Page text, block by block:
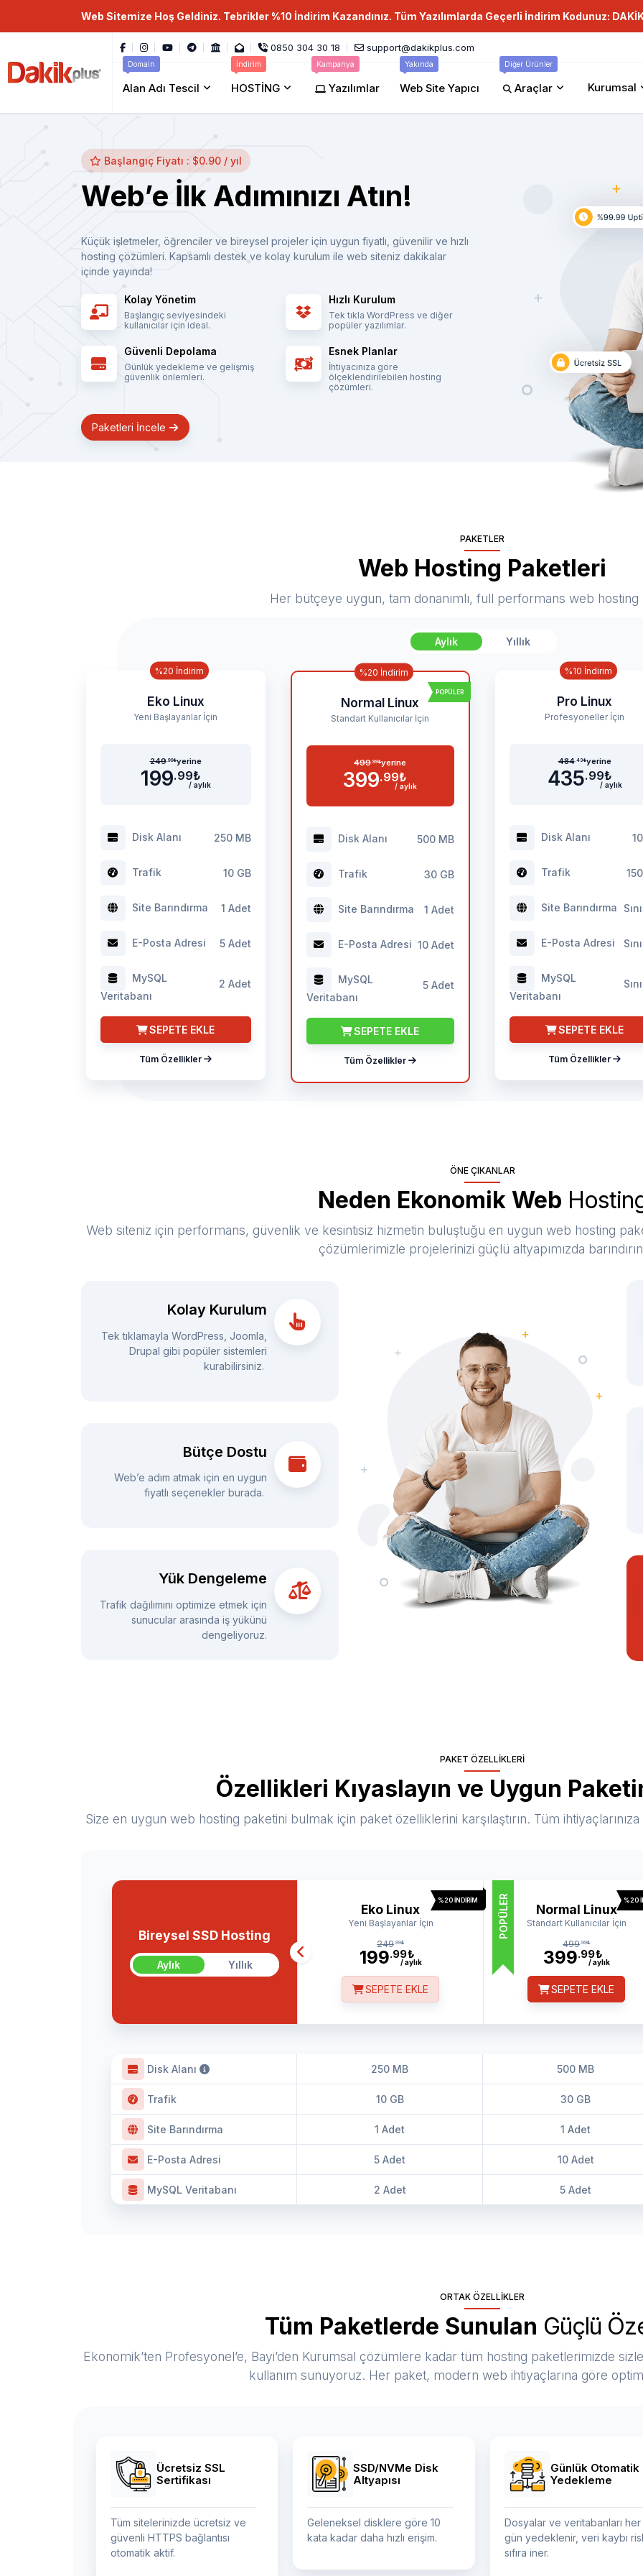
Web Sitemize Hoş Geldiniz. Tebrikler %10 İndirim Kazandınız. Tüm Yazılımlarda Geçerli İndirim Kodunuz:
0850 304 30 18 support@dakikplus.com
Domain
Alan Adı Tescil
İndirim
HOSTİNG
Kampanya
Yazılımlar
Yakında
Web Site Yapıcı
Diğer Ürünler
Araçlar Kurumsal
Başlangıç Fiyatı : $0.90 / yıl
Web’e İlk Adımınızı Atın!
Küçük işletmeler, öğrenciler ve bireysel projeler için uygun fiyatlı, güvenilir ve hızlı
hosting çözümleri. Kapsamlı destek ve kolay kurulum ile web siteniz dakikalar
içinde yayında!
Kolay Yönetim
Başlangıç seviyesindeki
kullanıcılar için ideal.
Hızlı Kurulum
Tek tıkla WordPress ve diğer
popüler yazılımlar.
Güvenli Depolama
Günlük yedekleme ve gelişmiş
güvenlik önlemleri.
Esnek Planlar
İhtiyacınıza göre
ölçeklendirilebilen hosting
çözümleri.
Paketleri İncele
PAKETLER
Web Hosting Paketleri
Her bütçeye uygun, tam donanımlı, full performans web hosting
Aylık Yıllık
%20 İndirim
Eko Linux
Yeni Başlayanlar İçin
199.99₺
/ aylık
249 .99₺yerine
Disk Alanı 250 MB
Trafik 10 GB
Site Barındırma 1 Adet
E-Posta Adresi 5 Adet
MySQL
Veritabanı
2 Adet
SEPETE EKLE
Tüm Özellikler
POPÜLER
%20 İndirim
Normal Linux
Standart Kullanıcılar İçin
399.99₺
/ aylık
499 .99₺yerine
Disk Alanı 500 MB
Trafik 30 GB
Site Barındırma 1 Adet
E-Posta Adresi 10 Adet
MySQL
Veritabanı
5 Adet
SEPETE EKLE
Tüm Özellikler
%10 İndirim
Pro Linux
Profesyoneller İçin
435.99₺
/ aylık
484 .43₺yerine
Disk Alanı
Trafik
Site Barındırma
E-Posta Adresi
MySQL
Veritabanı
SEPETE EKLE
Tüm Özellikler
ÖNE ÇIKANLAR
Neden Ekonomik Web
Web siteniz için performans, güvenlik ve kesintisiz hizmetin buluştuğu en uygun web hosting
çözümlerimizle projelerinizi güçlü altyapımızda
Kolay Kurulum
Tek tıklamayla WordPress, Joomla,
Drupal gibi popüler sistemleri
kurabilirsiniz.
Bütçe Dostu
Web’e adım atmak için en uygun
fiyatlı seçenekler burada.
Yük Dengeleme
Trafik dağılımını optimize etmek için
sunucular arasında iş yükünü
dengeliyoruz.
PAKET ÖZELLIKLERI
Özellikleri Kıyaslayın ve Uygun
Size en uygun web hosting paketini bulmak için paket özelliklerini karşılaştırın. Tüm
Bireysel SSD Hosting
Aylık Yıllık
Eko Linux
Yeni Başlayanlar İçin
249.99₺
199.99₺
/ aylık
%20 İNDIRIM
SEPETE EKLE
POPÜLER Normal Linux
Standart Kullanıcılar İçin
499.99₺
399.99₺
/ aylık
%20
SEPETE EKLE
Disk Alanı
Trafik
Site Barındırma
E-Posta Adresi
MySQL Veritabanı
250 MB
10 GB
1 Adet
5 Adet
2 Adet
500 MB
30 GB
1 Adet
10 Adet
5 Adet
ORTAK ÖZELLIKLER
Tüm Paketlerde Sunulan Güçlü
Ekonomik’ten Profesyonel’e, Bayi’den Kurumsal çözümlere kadar tüm hosting paketlerimizde
kullanım sunuyoruz. Her paket, modern web ihtiyaçlarına göre
Ücretsiz SSL
Sertifikası
Tüm sitelerinizde ücretsiz ve
güvenli HTTPS bağlantısı
otomatik aktif.
SSD/NVMe Disk
Altyapısı
Geleneksel disklere göre 10
kata kadar daha hızlı erişim.
Günlük Otomatik
Yedekleme
Dosyalar ve veritabanları her
gün yedeklenir, veri kaybı
sıfıra iner.